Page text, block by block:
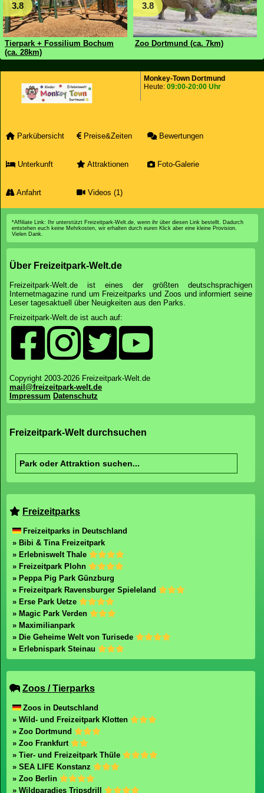
3.8
Tierpark + Fossilium Bochum
(ca. 28km)
3.8
Zoo Dortmund (ca. 7km)
Monkey-Town Dortmund
Heute: 09:00-20:00 Uhr
Parkübersicht Preise&Zeiten Bewertungen
Unterkunft Attraktionen Foto-Galerie
Anfahrt Videos (1)
*Affiliate Link: Ihr unterstützt Freizeitpark-Welt.de, wenn ihr über diesen Link bestellt. Dadurch
entstehen euch keine Mehrkosten, wir erhalten durch euren Klick aber eine kleine Provision.
Vielen Dank.
Über Freizeitpark-Welt.de
Freizeitpark-Welt.de ist eines der größten deutschsprachigen
Internetmagazine rund um Freizeitparks und Zoos und informiert seine
Leser tagesaktuell über Neuigkeiten aus den Parks.
Freizeitpark-Welt.de ist auch auf:
Copyright 2003-2026 Freizeitpark-Welt.de
mail@freizeitpark-welt.de
Impressum Datenschutz
Freizeitpark-Welt durchsuchen
Freizeitparks
Freizeitparks in Deutschland
» Bibi & Tina Freizeitpark
» Erlebniswelt Thale
» Freizeitpark Plohn
» Peppa Pig Park Günzburg
» Freizeitpark Ravensburger Spieleland
» Erse Park Uetze
» Magic Park Verden
» Maximilianpark
» Die Geheime Welt von Turisede
» Erlebnispark Steinau
Zoos / Tierparks
Zoos in Deutschland
» Wild- und Freizeitpark Klotten
» Zoo Dortmund
» Zoo Frankfurt
» Tier- und Freizeitpark Thüle
» SEA LIFE Konstanz
» Zoo Berlin
» Wildparadies Tripsdrill